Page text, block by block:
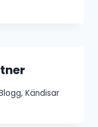
,Kändisar